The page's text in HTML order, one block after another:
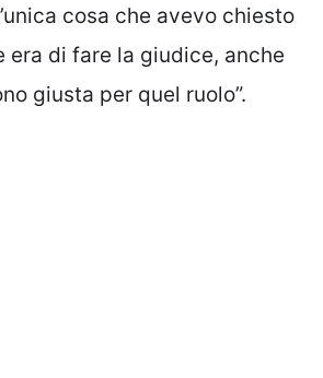
cosa che avevo chiesto
era di fare la giudice, anche
giusta per quel ruolo”.